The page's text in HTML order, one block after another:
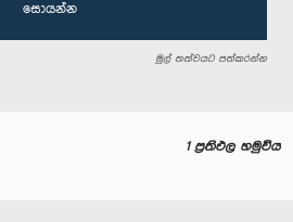
සොයන්න
මුල් තත්වයට පත්කරන්න
1 ප්‍රතිඵල හමුවිය